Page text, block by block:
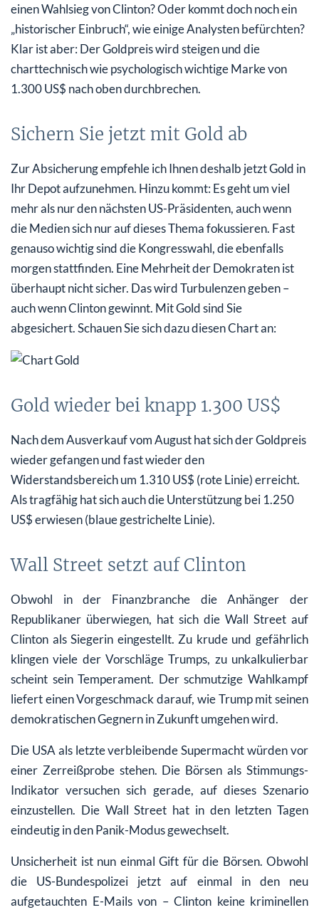
Auch die Clinton-Regierung bedeutet Unsicherheit
„Monetäre Todesspirale treibt Goldpreis
einen Wahlsieg von Clinton? Oder kommt doch noch ein
„historischer Einbruch“, wie einige Analysten befürchten?
Klar ist aber: Der Goldpreis wird steigen und die
charttechnisch wie psychologisch wichtige Marke von
1.300 US$ nach oben durchbrechen.
Sichern Sie jetzt mit Gold ab
Zur Absicherung empfehle ich Ihnen deshalb jetzt Gold in
Ihr Depot aufzunehmen. Hinzu kommt: Es geht um viel
mehr als nur den nächsten US-Präsidenten, auch wenn
die Medien sich nur auf dieses Thema fokussieren. Fast
genauso wichtig sind die Kongresswahl, die ebenfalls
morgen stattfinden. Eine Mehrheit der Demokraten ist
überhaupt nicht sicher. Das wird Turbulenzen geben –
auch wenn Clinton gewinnt. Mit Gold sind Sie
abgesichert. Schauen Sie sich dazu diesen Chart an:
Gold wieder bei knapp 1.300 US$
Nach dem Ausverkauf vom August hat sich der Goldpreis
wieder gefangen und fast wieder den
Widerstandsbereich um 1.310 US$ (rote Linie) erreicht.
Als tragfähig hat sich auch die Unterstützung bei 1.250
US$ erwiesen (blaue gestrichelte Linie).
Wall Street setzt auf Clinton
Obwohl in der Finanzbranche die Anhänger der
Republikaner überwiegen, hat sich die Wall Street auf
Clinton als Siegerin eingestellt. Zu krude und gefährlich
klingen viele der Vorschläge Trumps, zu unkalkulierbar
scheint sein Temperament. Der schmutzige Wahlkampf
liefert einen Vorgeschmack darauf, wie Trump mit seinen
demokratischen Gegnern in Zukunft umgehen wird.
Die USA als letzte verbleibende Supermacht würden vor
einer Zerreißprobe stehen. Die Börsen als Stimmungs-
Indikator versuchen sich gerade, auf dieses Szenario
einzustellen. Die Wall Street hat in den letzten Tagen
eindeutig in den Panik-Modus gewechselt.
Unsicherheit ist nun einmal Gift für die Börsen. Obwohl
die US-Bundespolizei jetzt auf einmal in den neu
aufgetauchten E-Mails von – Clinton keine kriminellen